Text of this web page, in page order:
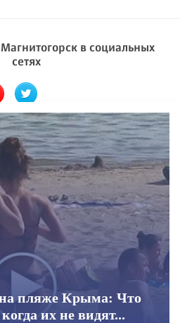
в социальных
сетях
пляже Крыма: Что
их не видят...